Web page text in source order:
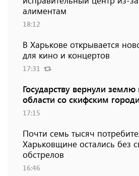
алиментам
18:12
В Харькове открывается
для кино и концертов
17:31
Государству вернули
области со скифским
17:15
Почти семь тысяч
Харьковщине остались без
обстрелов
16:46